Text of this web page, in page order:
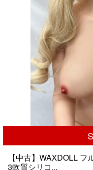
【中古】WAXDOLL
3軟質シリコ...